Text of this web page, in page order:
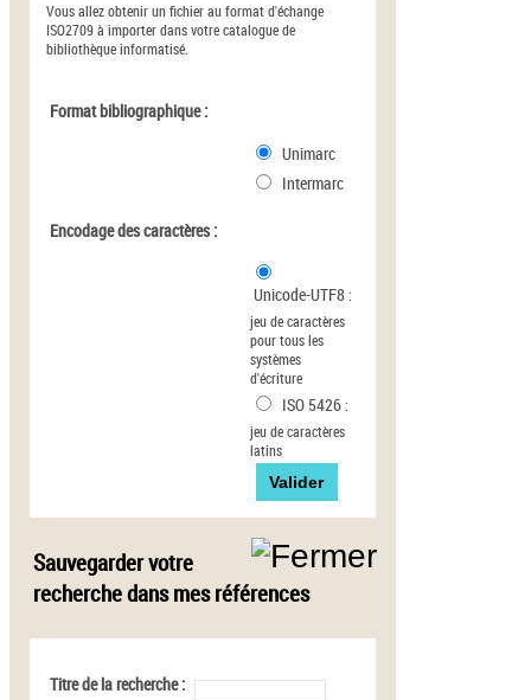
Vous allez obtenir un fichier au format d'échange
ISO2709 à importer dans votre catalogue de
bibliothèque informatisé.
Format bibliographique :
Unimarc
Intermarc
Encodage des caractères :
Unicode-UTF8:
jeu de caractères
pour tous les
systèmes
d'écriture
ISO 5426:
jeu de caractères
latins
Sauvegarder votre
recherche dans mes références
Titre de la recherche :